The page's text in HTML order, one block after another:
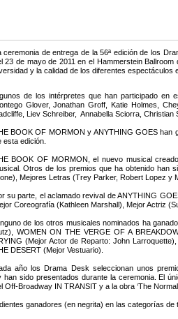
ceremonia de entrega de la 56ª edición de los
23 de mayo de 2011 en el Hammerstein
y la calidad de los diferentes espectáculos
de los intérpretes que han participado en
Glover, Jonathan Groff, Katie Holmes,
Liev Schreiber, Annabella Sciorra, Christian
BOOK OF MORMON y ANYTHING GOES han
esta edición.
BOOK OF MORMON, el nuevo musical
Otros de los premios que ha obtenido han
Mejores Letras (Trey Parker, Robert Lopez y
su parte, el aclamado revival de ANYTHING
Coreografía (Kathleen Marshall), Mejor Actriz
de los otros musicales nominados ha
WOMEN ON THE VERGE OF A
(Mejor Actor de Reparto: John
DESERT (Mejor Vestuario).
año los Drama Desk seleccionan unos
sido presentados durante la ceremonia. El
Broadway IN TRANSIT y a la obra ‘The Normal
ganadores (en negrita) en las categorías